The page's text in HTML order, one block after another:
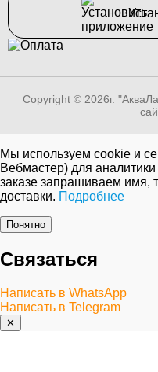
Copyright © 2026г.
Мы используем cookie и
Вебмастер) для
заказе запрашиваем имя,
доставки. Подробнее
Понятно
Связаться
Написать в WhatsApp
Написать в Telegram
✕